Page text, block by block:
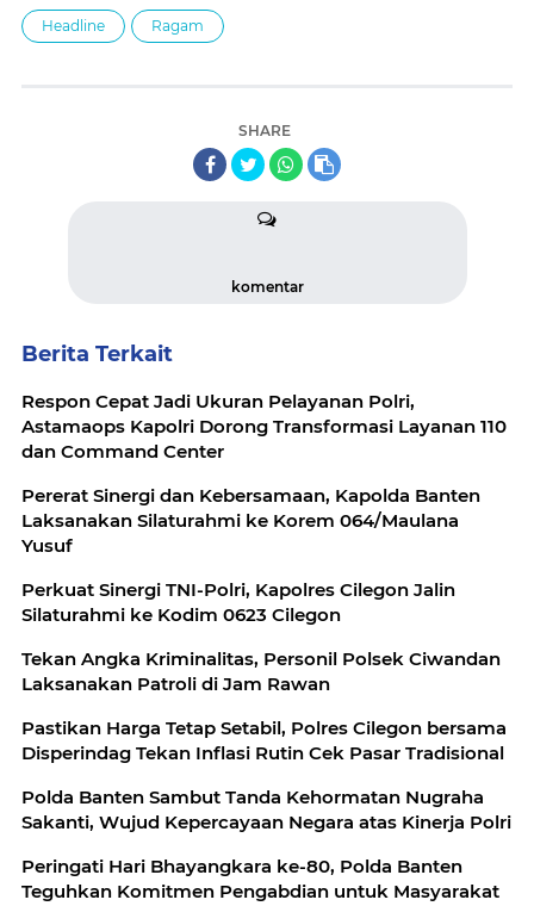
Headline Ragam
SHARE
komentar
Berita Terkait
Respon Cepat Jadi Ukuran Pelayanan Polri,
Astamaops Kapolri Dorong Transformasi Layanan 110
dan Command Center
Pererat Sinergi dan Kebersamaan, Kapolda Banten
Laksanakan Silaturahmi ke Korem 064/Maulana
Yusuf
Perkuat Sinergi TNI-Polri, Kapolres Cilegon Jalin
Silaturahmi ke Kodim 0623 Cilegon
Tekan Angka Kriminalitas, Personil Polsek Ciwandan
Laksanakan Patroli di Jam Rawan
Pastikan Harga Tetap Setabil, Polres Cilegon bersama
Disperindag Tekan Inflasi Rutin Cek Pasar Tradisional
Polda Banten Sambut Tanda Kehormatan Nugraha
Sakanti, Wujud Kepercayaan Negara atas Kinerja Polri
Peringati Hari Bhayangkara ke-80, Polda Banten
Teguhkan Komitmen Pengabdian untuk Masyarakat